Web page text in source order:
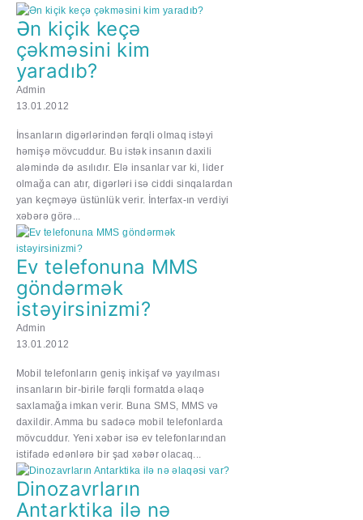
Ən kiçik keçə
çəkməsini kim
yaradıb?
Admin
13.01.2012
İnsanların digərlərindən fərqli olmaq istəyi
həmişə mövcuddur. Bu istək insanın daxili
aləmində də asılıdır. Elə insanlar var ki, lider
olmağa can atır, digərləri isə ciddi sinqalardan
yan keçməyə üstünlük verir. İnterfax-ın verdiyi
xəbərə görə...
Ev telefonuna MMS
göndərmək
istəyirsinizmi?
Admin
13.01.2012
Mobil telefonların geniş inkişaf və yayılması
insanların bir-birile fərqli formatda əlaqə
saxlamağa imkan verir. Buna SMS, MMS və
daxildir. Amma bu sadəcə mobil telefonlarda
mövcuddur. Yeni xəbər isə ev telefonlarından
istifadə edənlərə bir şad xəbər olacaq...
Dinozavrların
Antarktika ilə nə